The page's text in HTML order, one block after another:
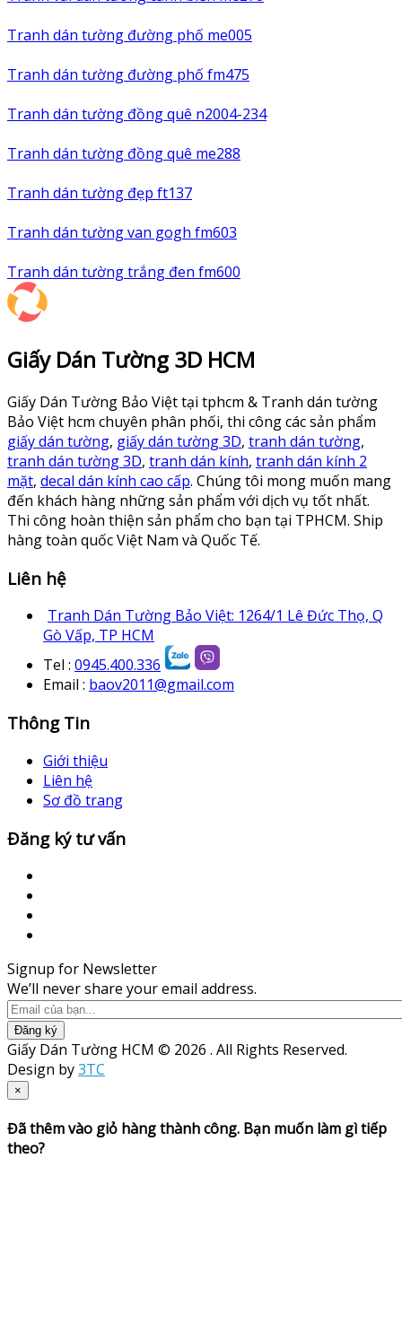
Tranh dán tường đường phố me005
Tranh dán tường đường phố fm475
Tranh dán tường đồng quê n2004-234
Tranh dán tường đồng quê me288
Tranh dán tường đẹp ft137
Tranh dán tường van gogh fm603
Tranh dán tường trắng đen fm600
Giấy Dán Tường 3D HCM
Giấy Dán Tường Bảo Việt tại tphcm & Tranh dán tường
Bảo Việt hcm chuyên phân phối, thi công các sản phẩm
giấy dán tường, giấy dán tường 3D, tranh dán tường,
tranh dán tường 3D, tranh dán kính, tranh dán kính 2
mặt, decal dán kính cao cấp. Chúng tôi mong muốn mang
đến khách hàng những sản phẩm với dịch vụ tốt nhất.
Thi công hoàn thiện sản phẩm cho bạn tại TPHCM. Ship
hàng toàn quốc Việt Nam và Quốc Tế.
Liên hệ
Tranh Dán Tường Bảo Việt: 1264/1 Lê Đức Thọ, Q
Gò Vấp, TP HCM
Tel : 0945.400.336
Email : baov2011@gmail.com
Thông Tin
Giới thiệu
Liên hệ
Sơ đồ trang
Đăng ký tư vấn
Signup for Newsletter
We’ll never share your email address.
Đăng ký
Giấy Dán Tường HCM © 2026 . All Rights Reserved.
Design by3TC
×
Đã thêm vào giỏ hàng thành công. Bạn muốn làm gì tiếp
theo?